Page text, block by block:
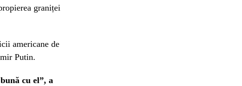
graniței
americane de
Putin.
cu el”, a